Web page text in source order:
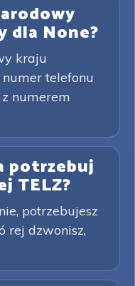
dla None?
kraju
telefonu
numerem
potrzebuj
TELZ?
potrzebujesz
rej dzwonisz,